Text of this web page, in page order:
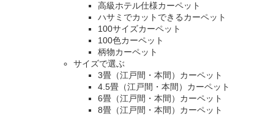
高級ホテル仕様カーペット
ハサミでカットできるカーペット
100サイズカーペット
100色カーペット
柄物カーペット
サイズで選ぶ
3畳（江戸間・本間）カーペット
4.5畳（江戸間・本間）カーペット
6畳（江戸間・本間）カーペット
8畳（江戸間・本間）カーペット